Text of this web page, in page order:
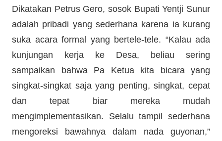
Dikatakan Petrus Gero, sosok Bupati Yentji Sunur
adalah pribadi yang sederhana karena ia kurang
suka acara formal yang bertele-tele. “Kalau ada
kunjungan kerja ke Desa, beliau sering
sampaikan bahwa Pa Ketua kita bicara yang
singkat-singkat saja yang penting, singkat, cepat
dan tepat biar mereka mudah
mengimplementasikan. Selalu tampil sederhana
mengoreksi bawahnya dalam nada guyonan,”